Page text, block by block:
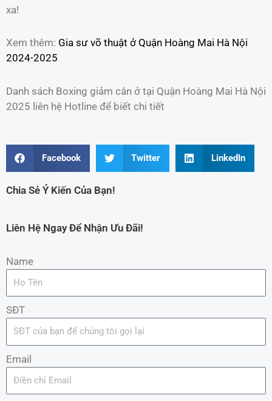
xa!
Xem thêm: Gia sư võ thuật ở Quận Hoàng Mai Hà Nội
2024-2025
Danh sách Boxing giảm cân ở tại Quận Hoàng Mai Hà Nội
2025 liên hệ Hotline để biết chi tiết
Facebook Twitter LinkedIn
Chia Sẻ Ý Kiến Của Bạn!
Liên Hệ Ngay Để Nhận Ưu Đãi!
Name
SĐT
Email